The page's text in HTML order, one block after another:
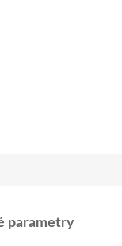
parametry